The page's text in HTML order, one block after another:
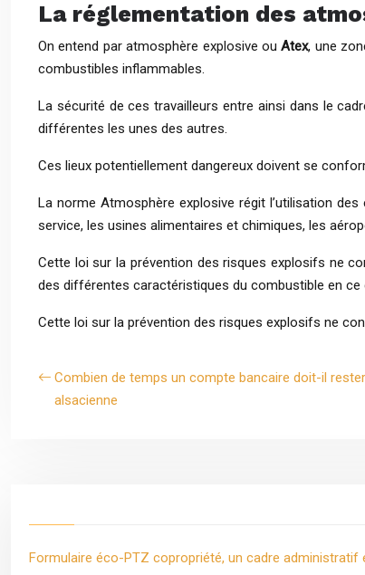
La réglementation des
On entend par atmosphère explosive ouAtex, une
combustibles inflammables.
La sécurité de ces travailleurs entre ainsi dans le
différentes les unes des autres.
Ces lieux potentiellement dangereux doivent se
La norme Atmosphère explosive régit l’utilisation
service, les usines alimentaires et chimiques, les
Cette loi sur la prévention des risques explosifs ne
des différentes caractéristiques du combustible en
Cette loi sur la prévention des risques explosifs ne
Combien de temps un compte bancaire doit-il
alsacienne
Formulaire éco-PTZ copropriété, un cadre